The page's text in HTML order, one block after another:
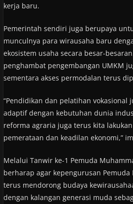
kerja baru.
Pemerintah sendiri juga berupaya
munculnya para wirausaha baru
ekosistem usaha secara besar-
penghambat pengembangan UMKM
sementara akses permodalan terus
“Pendidikan dan pelatihan vokasional
adaptif dengan kebutuhan dunia
reforma agraria juga terus kita
pemerataan dan keadilan ekonomi,”
Melalui Tanwir ke-1 Pemuda
berharap agar kepengurusan
terus mendorong budaya
dengan kalangan generasi muda